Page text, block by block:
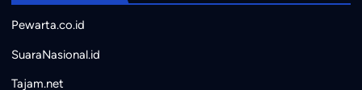
Pewarta.co.id
SuaraNasional.id
Tajam.net